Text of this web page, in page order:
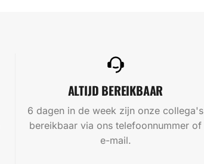
ALTIJD BEREIKBAAR
6 dagen in de week zijn onze collega's
bereikbaar via ons telefoonnummer of
e-mail.